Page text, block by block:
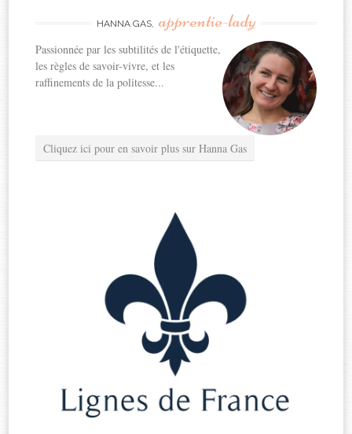
navigation
HANNA GAS, apprentie-lady
Passionnée par les subtilités de l'étiquette,
les règles de savoir-vivre, et les
raffinements de la politesse...
Cliquez ici pour en savoir plus sur Hanna Gas